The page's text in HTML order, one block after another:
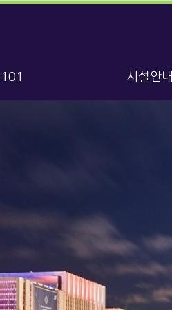
시설안내